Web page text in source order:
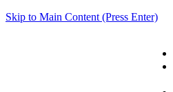
Skip to Main Content (Press Enter)